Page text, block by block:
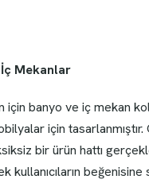
Mekanlar
banyo ve iç mekan
için
bir ürün hattı
beğenisine